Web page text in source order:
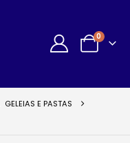
0
GELEIAS E PASTAS